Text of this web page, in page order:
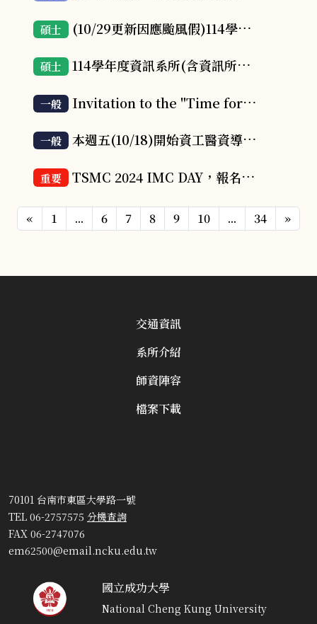
碩士 (10/29更新因應颱風假)114學年度資訊系所(含資訊所、醫資所、人工智慧學程)碩博士班甄試面試時間表及注意事項
碩士 114學年度資訊系所(含資訊所、醫資所、人工智慧學程)碩博士班甄試第一階段錄取名單
一般 Invitation to the "Time for International and Exchange Students @Department of CSIE"
一般 本週五(10/18)開始資工醫資導論移至A1302上課
重要 TSMC 2024 IMC DAY，報名正式啟動！活動全程免費，有機會獲得高額競賽獎金! 名額有限，額滿為止~~
« 1 ... 6 7 8 9 10 ... 34 »
交通資訊
系所介紹
師資陣容
檔案下載
70101 台南市東區大學路一號
TEL 06-2757575 分機查詢
FAX 06-2747076
em62500@email.ncku.edu.tw
國立成功大學
National Cheng Kung University